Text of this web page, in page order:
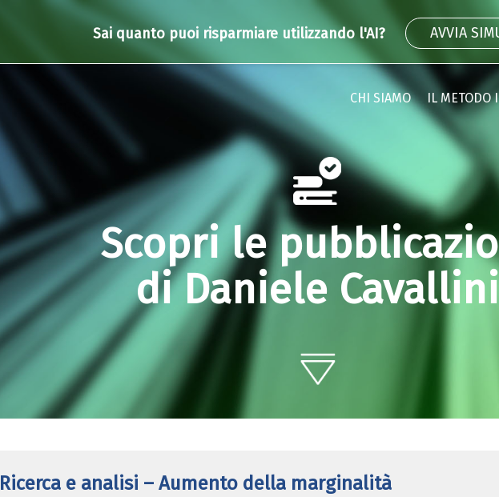
Sai quanto puoi risparmiare utilizzando l'AI? AVVIA
CHI SIAMO IL METODO
Scopri le
di Daniele Cavallini
Ricerca e analisi – Aumento della marginalità